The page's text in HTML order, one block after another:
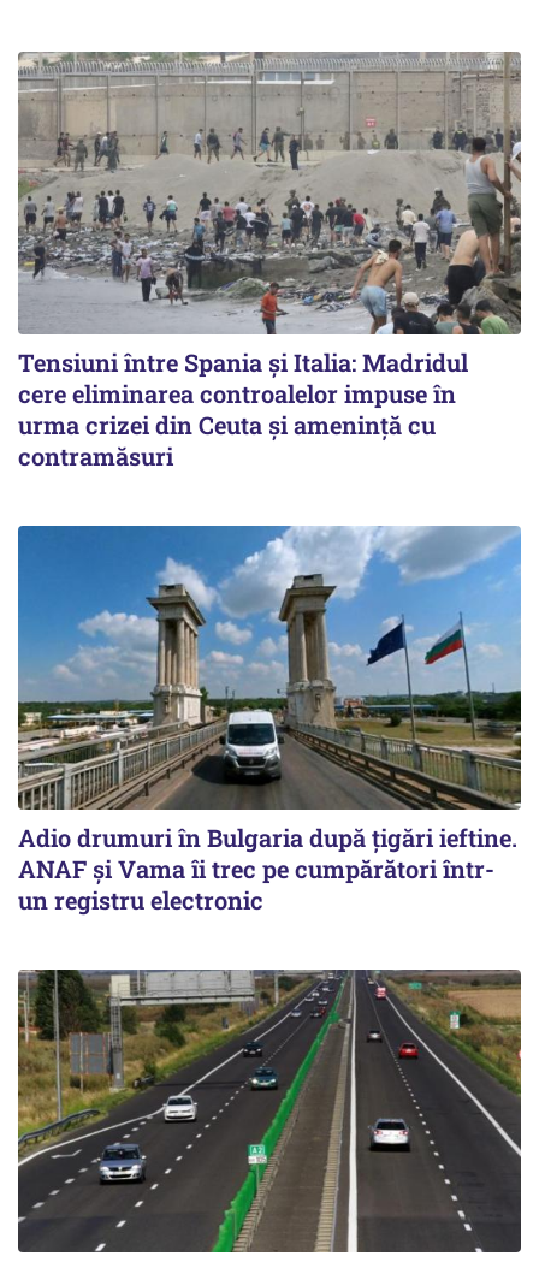
Tensiuni între Spania și Italia: Madridul
cere eliminarea controalelor impuse în
urma crizei din Ceuta și amenință cu
contramăsuri
Adio drumuri în Bulgaria după țigări ieftine.
ANAF și Vama îi trec pe cumpărători într-
un registru electronic